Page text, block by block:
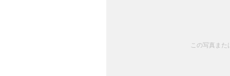
この写真ま